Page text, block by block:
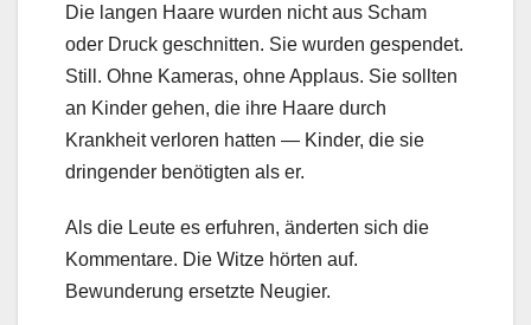
Die langen Haare wurden nicht aus Scham
oder Druck geschnitten. Sie wurden gespendet.
Still. Ohne Kameras, ohne Applaus. Sie sollten
an Kinder gehen, die ihre Haare durch
Krankheit verloren hatten — Kinder, die sie
dringender benötigten als er.
Als die Leute es erfuhren, änderten sich die
Kommentare. Die Witze hörten auf.
Bewunderung ersetzte Neugier.